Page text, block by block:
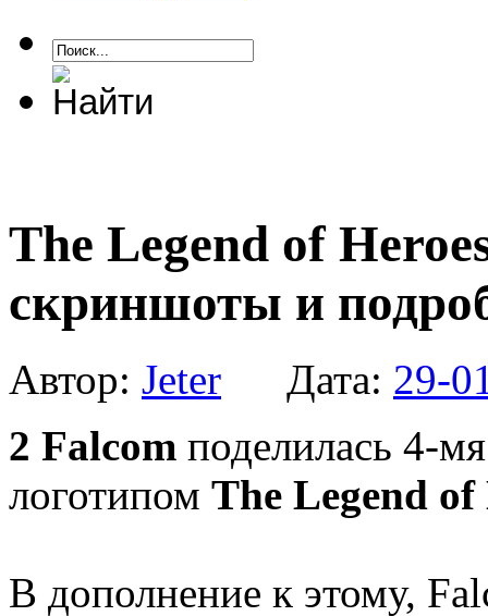
The Legend of
скриншоты и
Автор: Jeter Дата: 29-
2 Falcom поделилась 4-
логотипом The Legend
В дополнение к этому,